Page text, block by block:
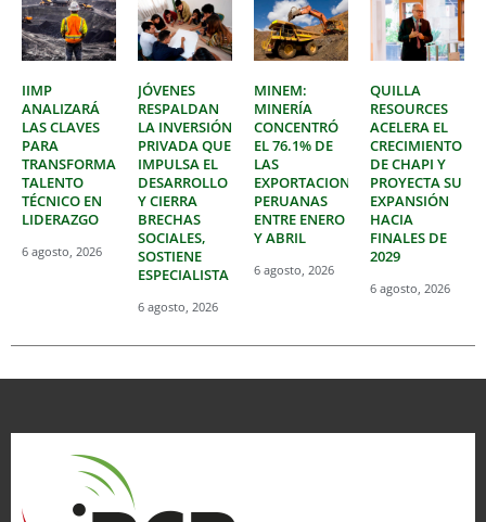
IIMP
ANALIZARÁ
LAS CLAVES
PARA
TRANSFORMAR
TALENTO
TÉCNICO EN
LIDERAZGO
6 agosto, 2026
JÓVENES
RESPALDAN
LA INVERSIÓN
PRIVADA QUE
IMPULSA EL
DESARROLLO
Y CIERRA
BRECHAS
SOCIALES,
SOSTIENE
ESPECIALISTA
6 agosto, 2026
MINEM:
MINERÍA
CONCENTRÓ
EL 76.1% DE
LAS
EXPORTACIONES
PERUANAS
ENTRE ENERO
Y ABRIL
6 agosto, 2026
QUILLA
RESOURCES
ACELERA EL
CRECIMIENTO
DE CHAPI Y
PROYECTA SU
EXPANSIÓN
HACIA
FINALES DE
2029
6 agosto, 2026